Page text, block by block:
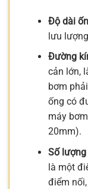
Độ dài
lưu
Đường
cản lớn,
bơm
ống có
máy
20mm).
Số lượng
là một
điểm